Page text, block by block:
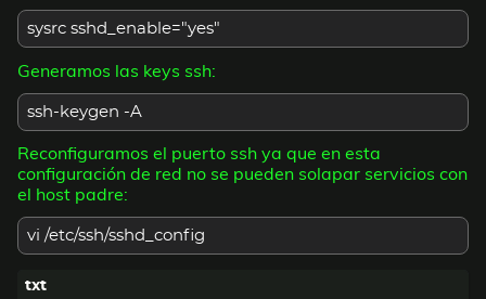
sysrc sshd_enable="yes"
Generamos las keys ssh:
ssh-keygen -A
Reconfiguramos el puerto ssh ya que en esta
configuración de red no se pueden solapar servicios con
el host padre:
vi /etc/ssh/sshd_config